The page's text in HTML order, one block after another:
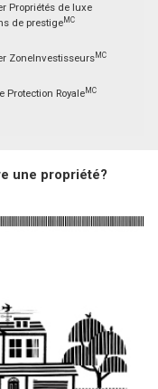
Propriétés de luxe
de prestigeMC
ZoneInvestisseursMC
Protection RoyaleMC
une propriété?